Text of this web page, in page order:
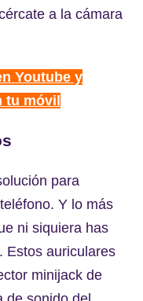
a la cámara
Youtube y
tu móvil
para
Y lo más
ni siquiera has
Estos auriculares
minijack de